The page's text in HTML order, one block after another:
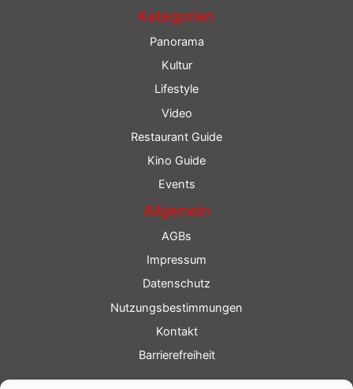
Kategorien
Panorama
Kultur
Lifestyle
Video
Restaurant Guide
Kino Guide
Events
Allgemein
AGBs
Impressum
Datenschutz
Nutzungsbestimmungen
Kontakt
Barrierefreiheit